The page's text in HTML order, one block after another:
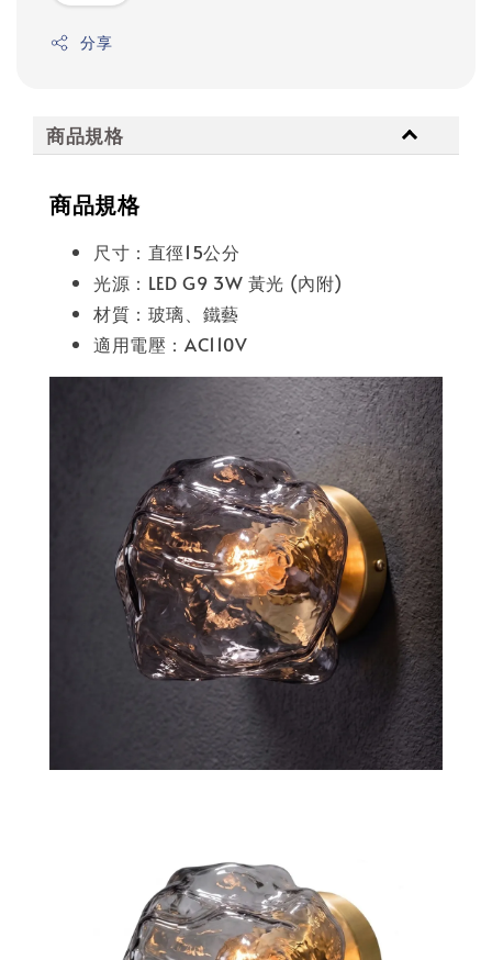
分享
商品規格
商品規格
尺寸：直徑15公分
光源：LED G9 3W 黃光 (內附)
材質：玻璃、鐵藝
適用電壓：AC110V